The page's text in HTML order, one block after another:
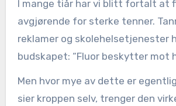
I mange tiår har vi blitt fortalt at fluor er
avgjørende for sterke tenner.
reklamer og skolehelsetjenester
budskapet: “Fluor beskytter mot
Men hvor mye av dette er
sier kroppen selv, trenger den